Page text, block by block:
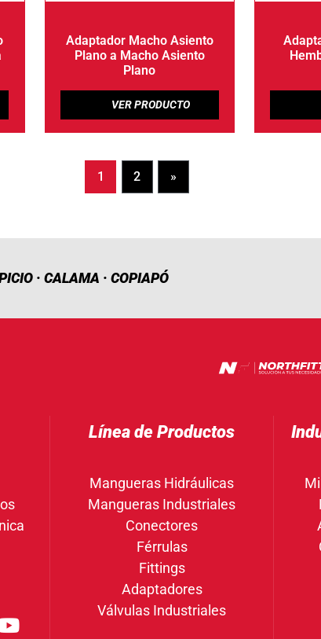
Adaptador Macho Asiento
Plano a Macho Asiento
Plano
1 2 »
· CALAMA · COPIAPÓ
Línea de Productos
Mangueras Hidráulicas
Mangueras Industriales
Conectores
Férrulas
Fittings
Adaptadores
Válvulas Industriales